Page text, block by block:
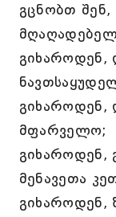
გცნობთ
გიხაროდენ,
მფარველო;
გიხაროდენ,
მენავეთა
გიხაროდენ,